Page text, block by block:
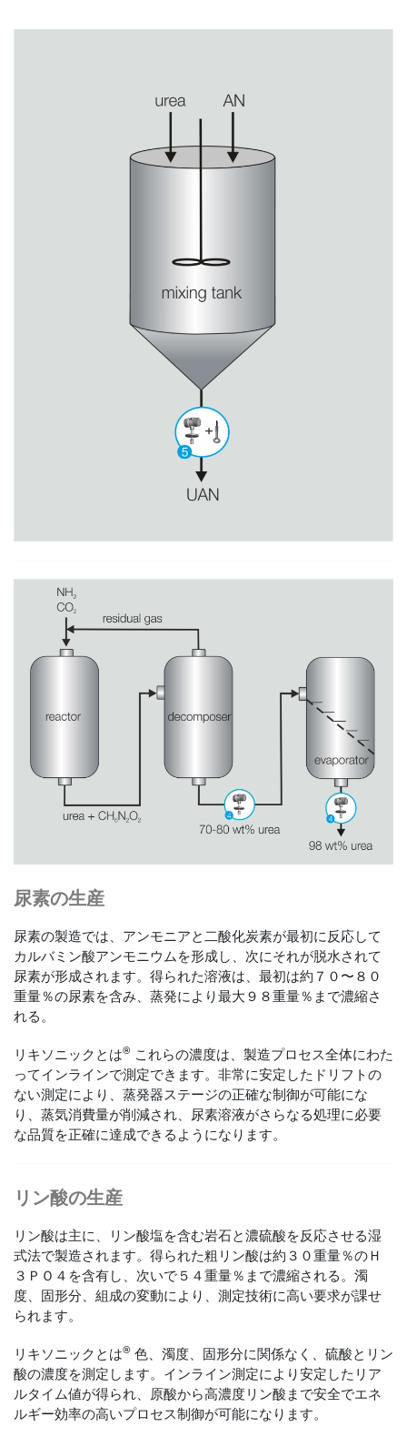
尿素の生産
尿素の製造では、アンモニアと二酸化炭素が最初に反応して
カルバミン酸アンモニウムを形成し、次にそれが脱水されて
尿素が形成されます。得られた溶液は、最初は約７０〜８０
重量％の尿素を含み、蒸発により最大９８重量％まで濃縮さ
れる。
リキソニックとは® これらの濃度は、製造プロセス全体にわた
ってインラインで測定できます。非常に安定したドリフトの
ない測定により、蒸発器ステージの正確な制御が可能にな
り、蒸気消費量が削減され、尿素溶液がさらなる処理に必要
な品質を正確に達成できるようになります。
リン酸の生産
リン酸は主に、リン酸塩を含む岩石と濃硫酸を反応させる湿
式法で製造されます。得られた粗リン酸は約３０重量％のＨ
３ＰＯ４を含有し、次いで５４重量％まで濃縮される。濁
度、固形分、組成の変動により、測定技術に高い要求が課せ
られます。
リキソニックとは® 色、濁度、固形分に関係なく、硫酸とリン
酸の濃度を測定します。インライン測定により安定したリア
ルタイム値が得られ、原酸から高濃度リン酸まで安全でエネ
ルギー効率の高いプロセス制御が可能になります。